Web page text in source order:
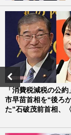
「消費税減税の公
市早苗首相を“後ろ
た”石破茂前首相、